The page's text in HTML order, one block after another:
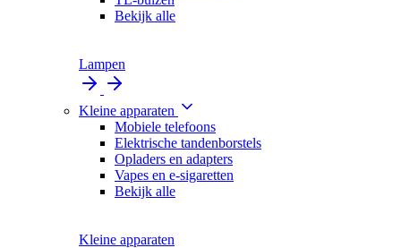
Bekijk alle
Lampen
Kleine apparaten
Mobiele telefoons
Elektrische tandenborstels
Opladers en adapters
Vapes en e-sigaretten
Bekijk alle
Kleine apparaten